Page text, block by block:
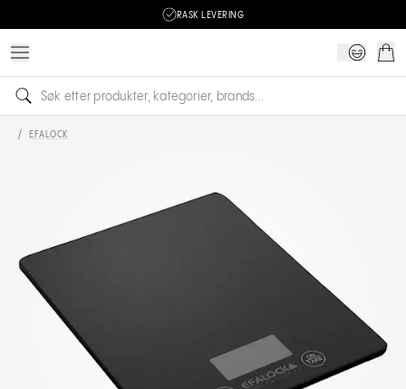
RASK LEVERING
/ EFALOCK